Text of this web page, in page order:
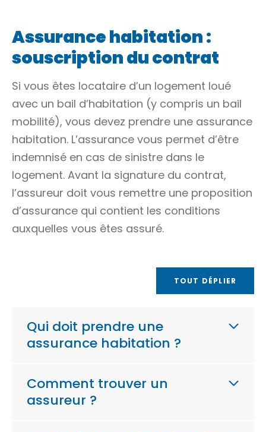
Assurance habitation :
souscription du contrat
Si vous êtes locataire d’un logement loué
avec un bail d’habitation (y compris un bail
mobilité), vous devez prendre une assurance
habitation. L’assurance vous permet d’être
indemnisé en cas de sinistre dans le
logement. Avant la signature du contrat,
l’assureur doit vous remettre une proposition
d’assurance qui contient les conditions
auxquelles vous êtes assuré.
TOUT DÉPLIER
Qui doit prendre une
assurance habitation ?
Comment trouver un
assureur ?